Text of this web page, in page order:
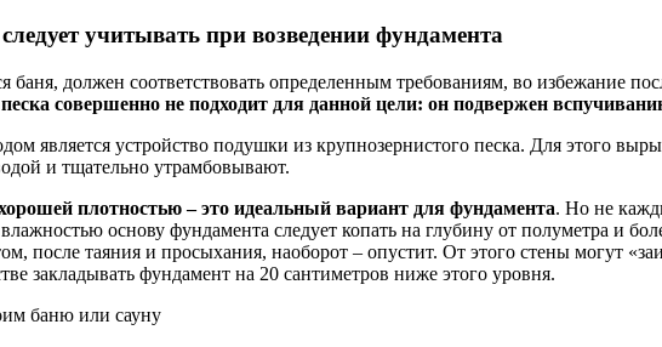
учитывать при возведении фундамента
баня, должен соответствовать определенным требованиям, во избежание
совершенно не подходит для данной цели: он подвержен
является устройство подушки из крупнозернистого песка. Для этого
и тщательно утрамбовывают.
плотностью – это идеальный вариант для фундамента. Но не
основу фундамента следует копать на глубину от полуметра и
после таяния и просыхания, наоборот – опустит. От этого стены могут
закладывать фундамент на 20 сантиметров ниже этого уровня.